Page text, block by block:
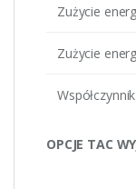
Zużycie
Zużycie
OPCJE TAC